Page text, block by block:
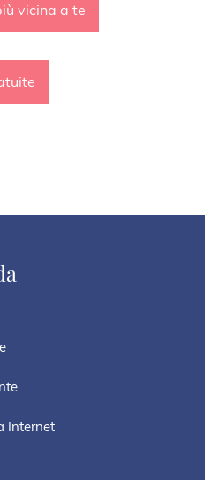
vicina a te
Internet